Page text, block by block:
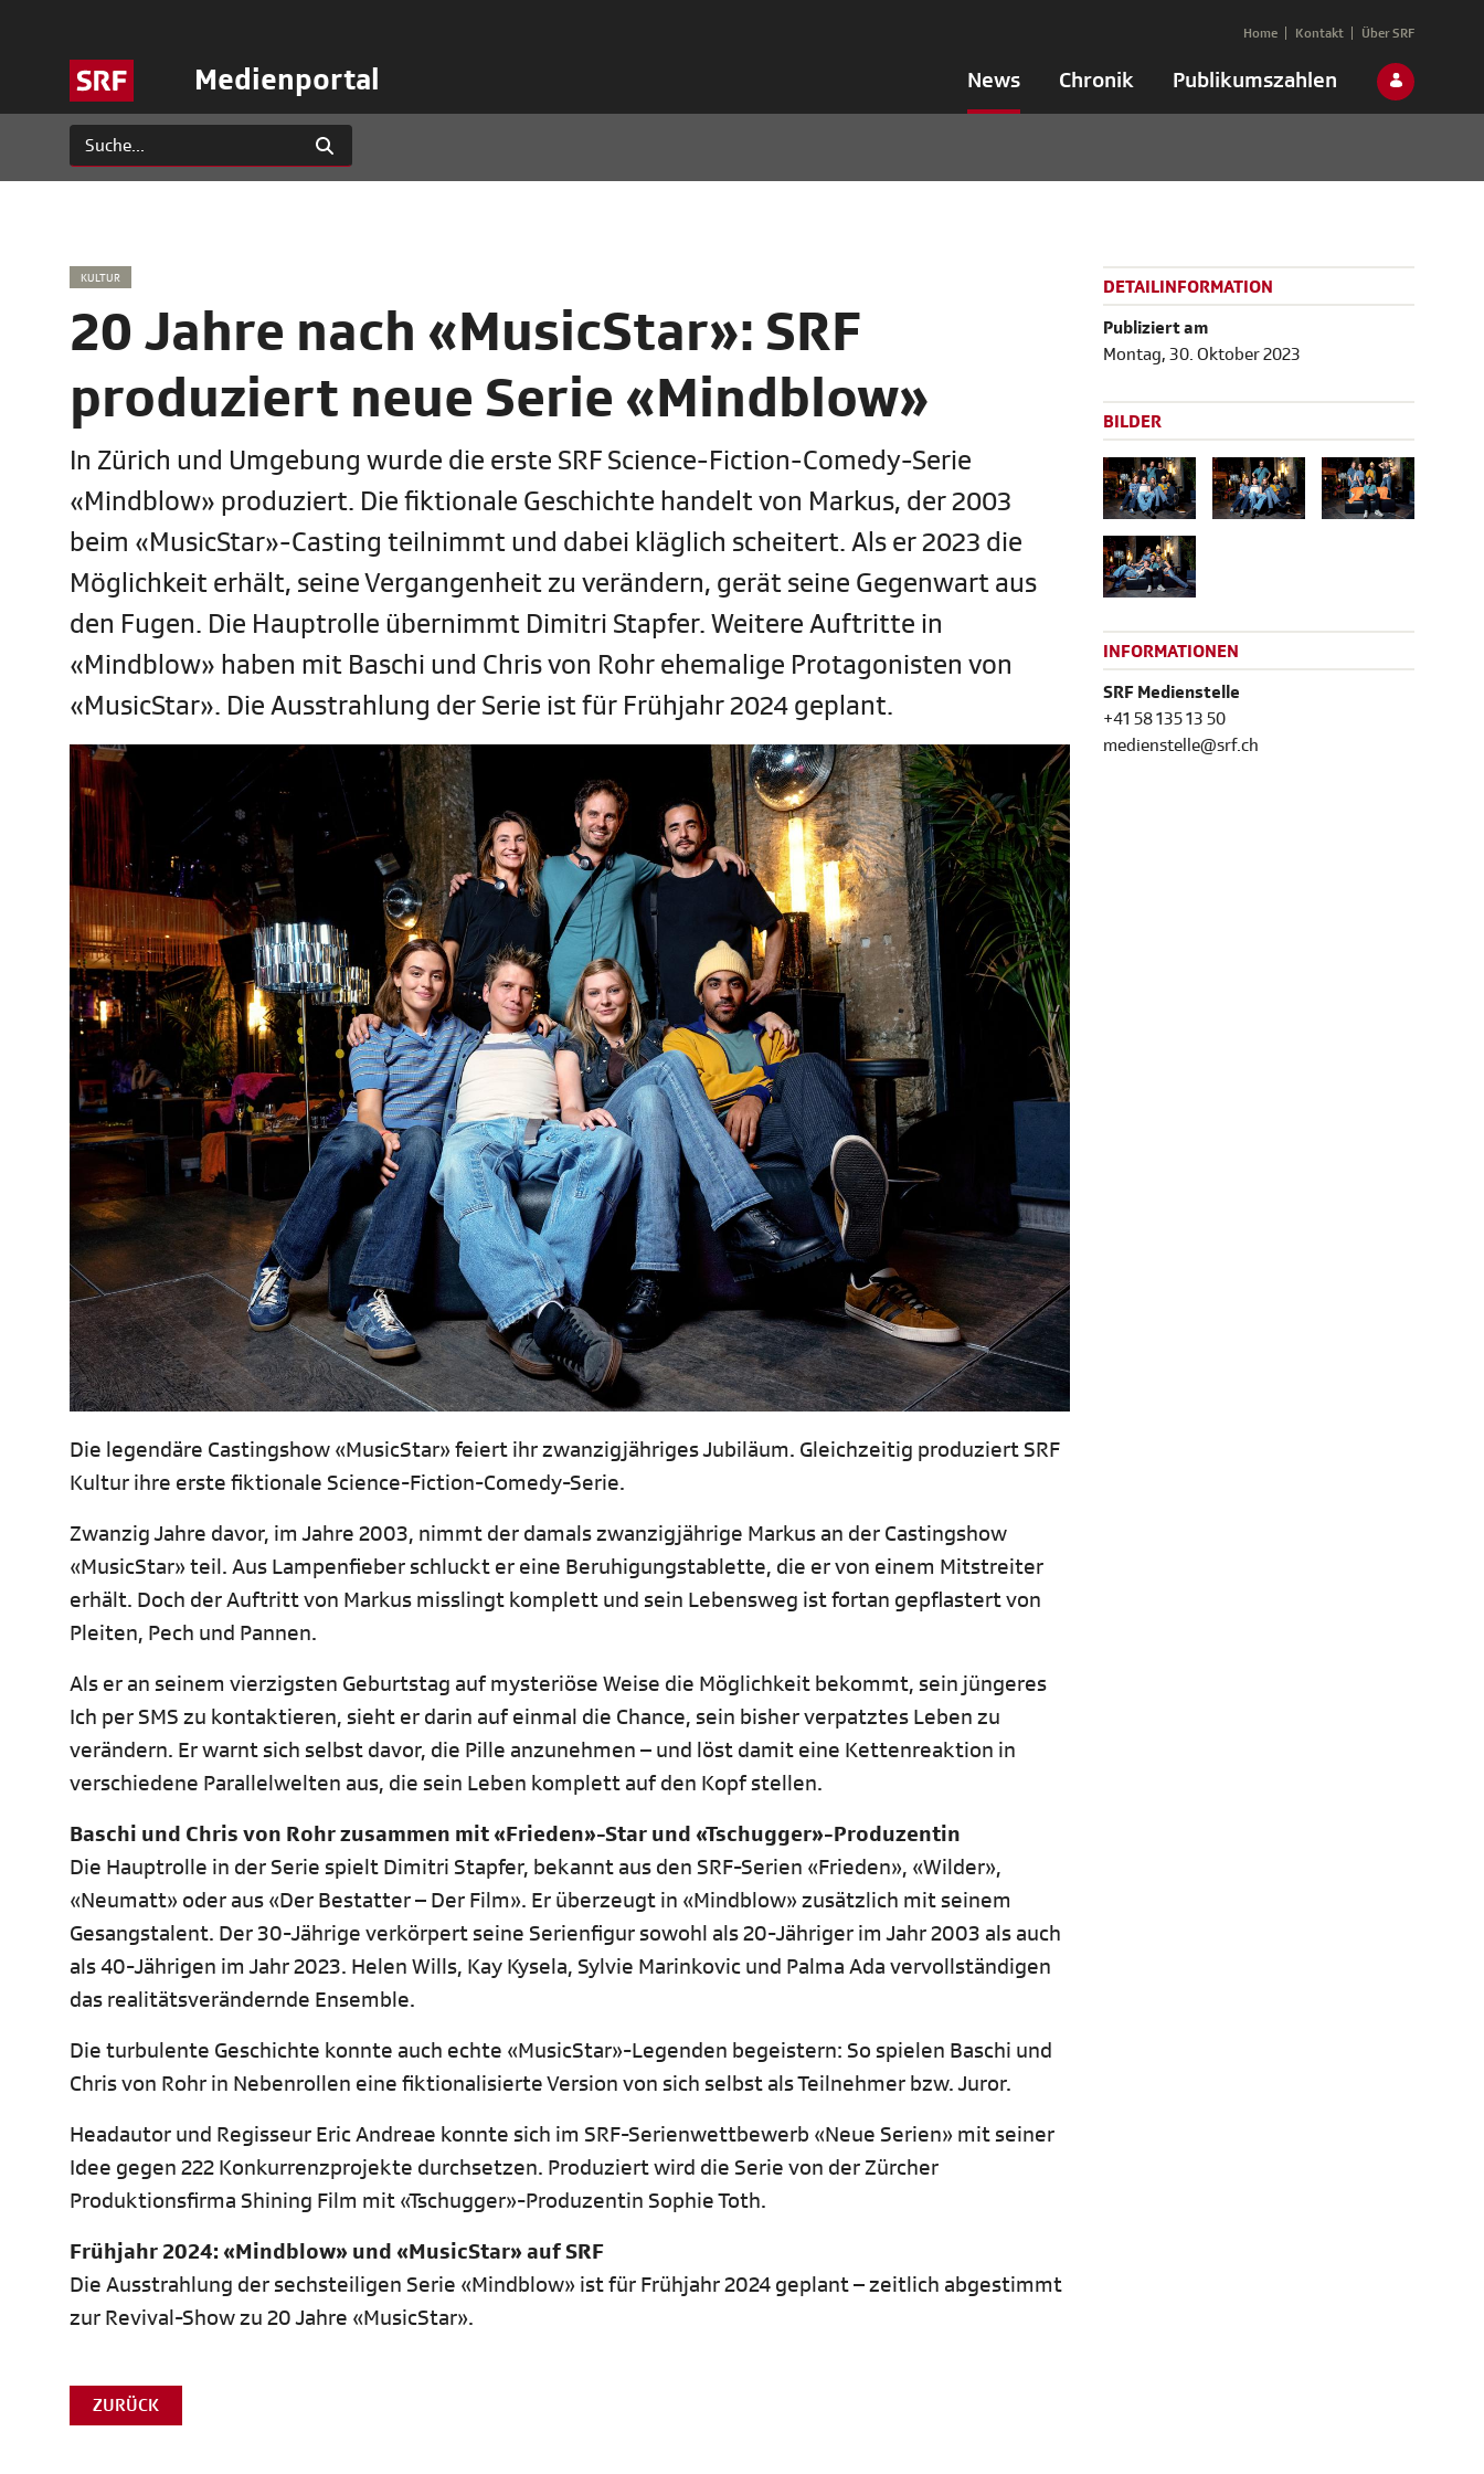
Medienportal News Chronik Publikumszahlen
Home Kontakt Über SRF
KULTUR
20 Jahre nach «MusicStar»: SRF
produziert neue Serie «Mindblow»
In Zürich und Umgebung wurde die erste SRF Science-Fiction-Comedy-Serie
«Mindblow» produziert. Die fiktionale Geschichte handelt von Markus, der 2003
beim «MusicStar»-Casting teilnimmt und dabei kläglich scheitert. Als er 2023 die
Möglichkeit erhält, seine Vergangenheit zu verändern, gerät seine Gegenwart aus
den Fugen. Die Hauptrolle übernimmt Dimitri Stapfer. Weitere Auftritte in
«Mindblow» haben mit Baschi und Chris von Rohr ehemalige Protagonisten von
«MusicStar». Die Ausstrahlung der Serie ist für Frühjahr 2024 geplant.
Die legendäre Castingshow «MusicStar» feiert ihr zwanzigjähriges Jubiläum. Gleichzeitig produziert SRF
Kultur ihre erste fiktionale Science-Fiction-Comedy-Serie.
Zwanzig Jahre davor, im Jahre 2003, nimmt der damals zwanzigjährige Markus an der Castingshow
«MusicStar» teil. Aus Lampenfieber schluckt er eine Beruhigungstablette, die er von einem Mitstreiter
erhält. Doch der Auftritt von Markus misslingt komplett und sein Lebensweg ist fortan gepflastert von
Pleiten, Pech und Pannen.
Als er an seinem vierzigsten Geburtstag auf mysteriöse Weise die Möglichkeit bekommt, sein jüngeres
Ich per SMS zu kontaktieren, sieht er darin auf einmal die Chance, sein bisher verpatztes Leben zu
verändern. Er warnt sich selbst davor, die Pille anzunehmen – und löst damit eine Kettenreaktion in
verschiedene Parallelwelten aus, die sein Leben komplett auf den Kopf stellen.
Baschi und Chris von Rohr zusammen mit «Frieden»-Star und «Tschugger»-Produzentin
Die Hauptrolle in der Serie spielt Dimitri Stapfer, bekannt aus den SRF-Serien «Frieden», «Wilder»,
«Neumatt» oder aus «Der Bestatter – Der Film». Er überzeugt in «Mindblow» zusätzlich mit seinem
Gesangstalent. Der 30-Jährige verkörpert seine Serienfigur sowohl als 20-Jähriger im Jahr 2003 als auch
als 40-Jährigen im Jahr 2023. Helen Wills, Kay Kysela, Sylvie Marinkovic und Palma Ada vervollständigen
das realitätsverändernde Ensemble.
Die turbulente Geschichte konnte auch echte «MusicStar»-Legenden begeistern: So spielen Baschi und
Chris von Rohr in Nebenrollen eine fiktionalisierte Version von sich selbst als Teilnehmer bzw. Juror.
Headautor und Regisseur Eric Andreae konnte sich im SRF-Serienwettbewerb «Neue Serien» mit seiner
Idee gegen 222 Konkurrenzprojekte durchsetzen. Produziert wird die Serie von der Zürcher
Produktionsfirma Shining Film mit «Tschugger»-Produzentin Sophie Toth.
Frühjahr 2024: «Mindblow» und «MusicStar» auf SRF
Die Ausstrahlung der sechsteiligen Serie «Mindblow» ist für Frühjahr 2024 geplant – zeitlich abgestimmt
zur Revival-Show zu 20 Jahre «MusicStar».
ZURÜCK
DETAILINFORMATION
Publiziert am
Montag, 30. Oktober 2023
BILDER
INFORMATIONEN
SRF Medienstelle
+41 58 135 13 50
medienstelle@srf.ch